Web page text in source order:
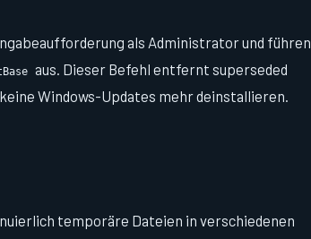
als Administrator und führen
aus. Dieser Befehl entfernt superseded
Windows-Updates mehr deinstallieren.
temporäre Dateien in verschiedenen